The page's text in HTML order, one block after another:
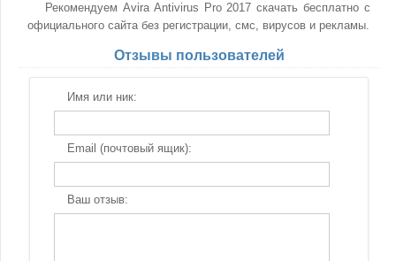
Рекомендуем Avira Antivirus Pro 2017 скачать бесплатно с
официального сайта без регистрации, смс, вирусов и рекламы.
Отзывы пользователей
Имя или ник:
Email (почтовый ящик):
Ваш отзыв: